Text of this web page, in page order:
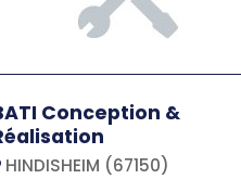
Conception &
HINDISHEIM (67150)